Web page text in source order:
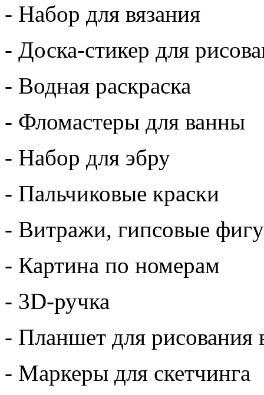
- Набор для вязания
- Доска-стикер для
- Водная раскраска
- Фломастеры для ванны
- Набор для эбру
- Пальчиковые краски
- Витражи, гипсовые
- Картина по номерам
- 3D-ручка
- Планшет для рисования
- Маркеры для скетчинга